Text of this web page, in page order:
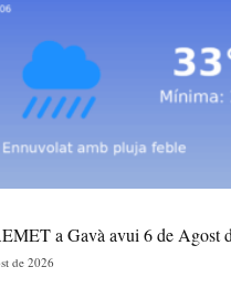
a Gavà avui 6 de Agost
de 2026